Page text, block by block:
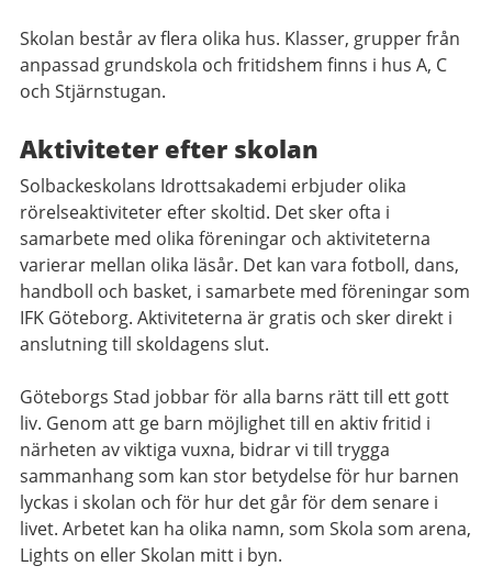
Skolan består av flera olika hus. Klasser, grupper från
anpassad grundskola och fritidshem finns i hus A, C
och Stjärnstugan.
Aktiviteter efter skolan
Solbackeskolans Idrottsakademi erbjuder olika
rörelseaktiviteter efter skoltid. Det sker ofta i
samarbete med olika föreningar och aktiviteterna
varierar mellan olika läsår. Det kan vara fotboll, dans,
handboll och basket, i samarbete med föreningar som
IFK Göteborg. Aktiviteterna är gratis och sker direkt i
anslutning till skoldagens slut.
Göteborgs Stad jobbar för alla barns rätt till ett gott
liv. Genom att ge barn möjlighet till en aktiv fritid i
närheten av viktiga vuxna, bidrar vi till trygga
sammanhang som kan stor betydelse för hur barnen
lyckas i skolan och för hur det går för dem senare i
livet. Arbetet kan ha olika namn, som Skola som arena,
Lights on eller Skolan mitt i byn.